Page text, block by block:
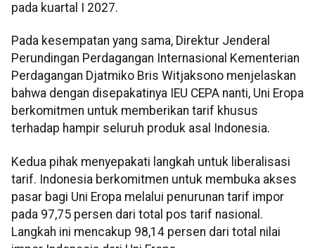
pada kuartal I 2027.
Pada kesempatan yang sama, Direktur Jenderal
Perundingan Perdagangan Internasional Kementerian
Perdagangan Djatmiko Bris Witjaksono menjelaskan
bahwa dengan disepakatinya IEU CEPA nanti, Uni Eropa
berkomitmen untuk memberikan tarif khusus
terhadap hampir seluruh produk asal Indonesia.
Kedua pihak menyepakati langkah untuk liberalisasi
tarif. Indonesia berkomitmen untuk membuka akses
pasar bagi Uni Eropa melalui penurunan tarif impor
pada 97,75 persen dari total pos tarif nasional.
Langkah ini mencakup 98,14 persen dari total nilai